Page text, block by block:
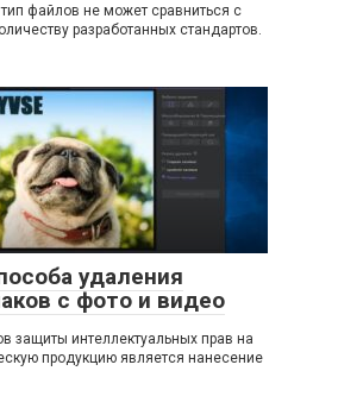
файлов не может сравниться с
разработанных стандартов.
удаления
с фото и видео
защиты интеллектуальных прав на
продукцию является нанесение